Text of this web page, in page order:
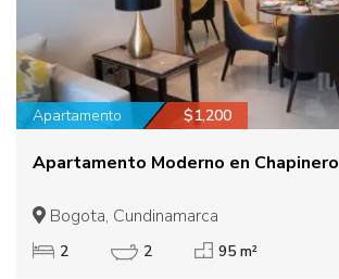
Apartamento $1,200
Apartamento Moderno en Chapinero
Bogota, Cundinamarca
2 2 95 m²